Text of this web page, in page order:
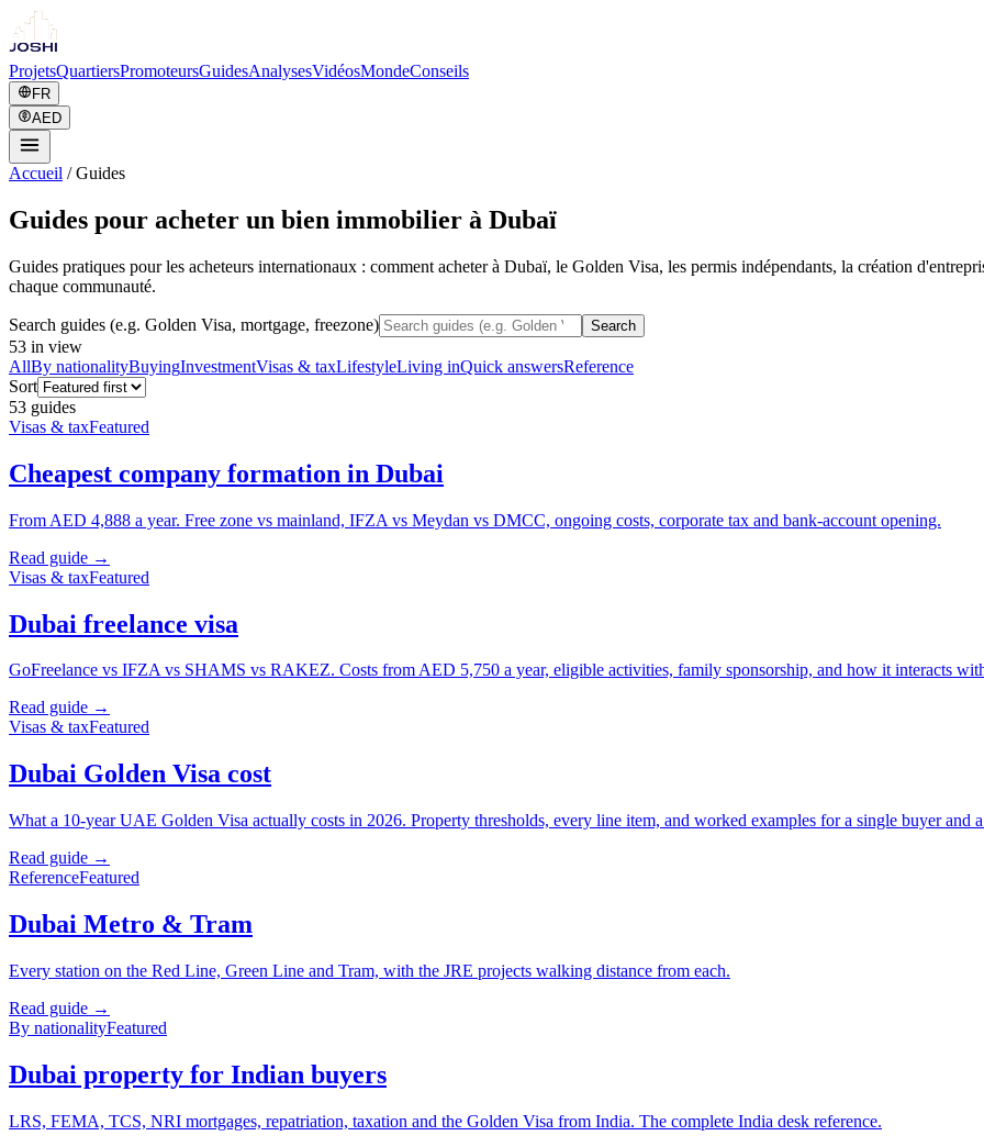
ProjetsQuartiersPromoteursGuidesAnalysesVidéosMondeConseils
FR
AED
Accueil /Guides
Guides pour acheter un bien immobilier à Dubaï
Guides pratiques pour les acheteurs internationaux : comment acheter à Dubaï, le Golden Visa, les permis indépendants, la création
chaque communauté.
Search guides (e.g. Golden Visa, mortgage, freezone) Search
53 in view
AllBy nationalityBuyingInvestmentVisas & taxLifestyleLiving inQuick answersReference
Sort
53 guides
Visas & taxFeatured
Cheapest company formation in Dubai
From AED 4,888 a year. Free zone vs mainland, IFZA vs Meydan vs DMCC, ongoing costs, corporate tax and bank-account opening.
Read guide →
Visas & taxFeatured
Dubai freelance visa
GoFreelance vs IFZA vs SHAMS vs RAKEZ. Costs from AED 5,750 a year, eligible activities, family sponsorship, and how it interacts
Read guide →
Visas & taxFeatured
Dubai Golden Visa cost
What a 10-year UAE Golden Visa actually costs in 2026. Property thresholds, every line item, and worked examples for a single buyer and
Read guide →
ReferenceFeatured
Dubai Metro & Tram
Every station on the Red Line, Green Line and Tram, with the JRE projects walking distance from each.
Read guide →
By nationalityFeatured
Dubai property for Indian buyers
LRS, FEMA, TCS, NRI mortgages, repatriation, taxation and the Golden Visa from India. The complete India desk reference.